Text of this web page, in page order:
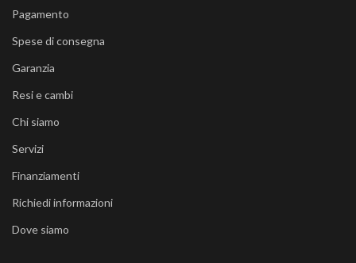
Pagamento
Spese di consegna
Garanzia
Resi e cambi
Chi siamo
Servizi
Finanziamenti
Richiedi informazioni
Dove siamo